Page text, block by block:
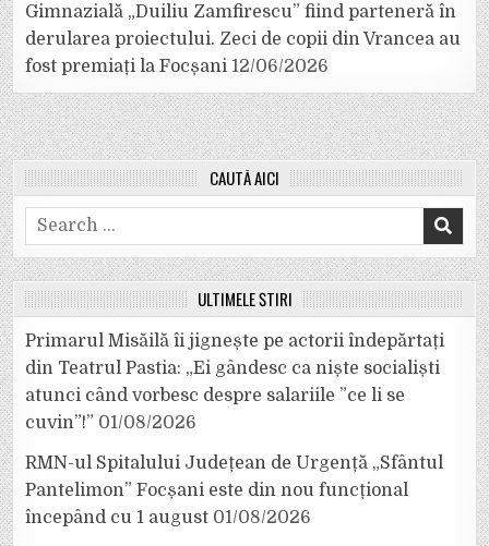
Gimnazială „Duiliu Zamfirescu” fiind parteneră în
derularea proiectului. Zeci de copii din Vrancea au
fost premiați la Focșani 12/06/2026
CAUTĂ AICI
Search
for:
ULTIMELE ȘTIRI
Primarul Misăilă îi jignește pe actorii îndepărtați
din Teatrul Pastia: „Ei gândesc ca niște socialiști
atunci când vorbesc despre salariile ”ce li se
cuvin”!” 01/08/2026
RMN-ul Spitalului Județean de Urgență „Sfântul
Pantelimon” Focșani este din nou funcțional
începând cu 1 august 01/08/2026